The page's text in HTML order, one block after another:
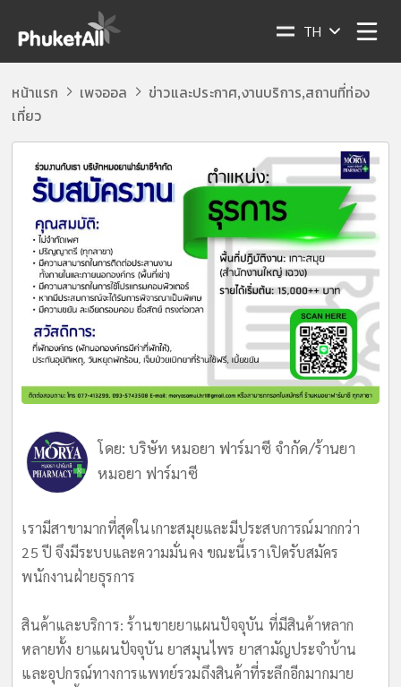
TH
หน้าแรก เพจออล ข่าวและประกาศ,งานบริการ,สถานที่ท่อง
เที่ยว
โดย:บริษัท หมอยา ฟาร์มาซี จำกัด/ร้านยา
หมอยา ฟาร์มาซี
เรามีสาขามากที่สุดในเกาะสมุยและมีประสบการณ์มากกว่า
25 ปี จึงมีระบบและความมั่นคง ขณะนี้เราเปิดรับสมัคร
พนักงานฝ่ายธุรการ
สินค้าและบริการ: ร้านขายยาแผนปัจจุบัน ที่มีสินค้าหลาก
หลายทั้ง ยาแผนปัจจุบัน ยาสมุนไพร ยาสามัญประจำบ้าน
และอุปกรณ์ทางการแพทย์รวมถึงสินค้าที่ระลึกอีกมากมาย